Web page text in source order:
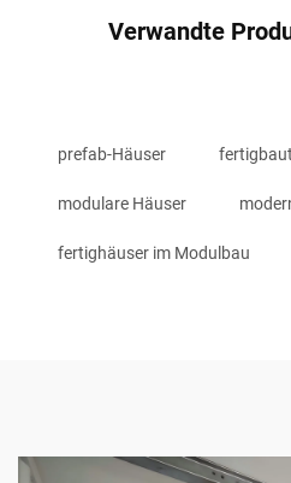
Verwandte
prefab-Häuser
modulare Häuser
fertighäuser im Modulbau